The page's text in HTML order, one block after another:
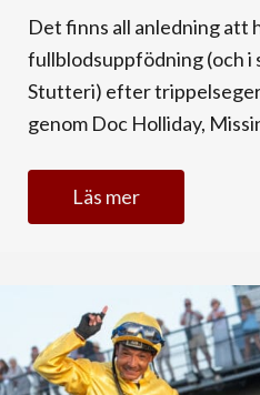
Det finns all anledning att
fullblodsuppfödning (och
Stutteri) efter
genom Doc Holliday,
Läs mer